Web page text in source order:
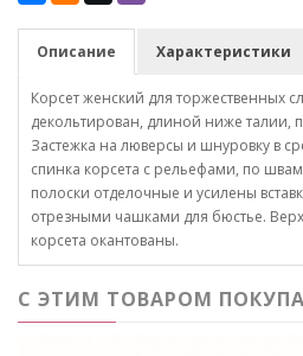
Описание Характеристики
Корсет женский для торжественных
декольтирован, длиной ниже талии,
Застежка на люверсы и шнуровку в
спинка корсета с рельефами, по
полоски отделочные и усилены
отрезными чашками для бюстье.
корсета окантованы.
С ЭТИМ ТОВАРОМ